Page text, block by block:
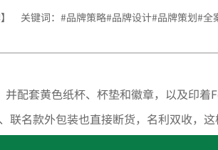
关键词：#品牌策略#品牌设计#品牌策划#全
配套黄色纸杯、杯垫和徽章，以及印着
联名款外包装也直接断货，名利双收，